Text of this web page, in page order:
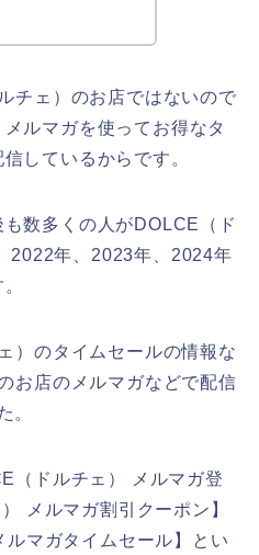
チェ）のお店ではないので
ルマガを使ってお得なタ
しているからです。
数多くの人がDOLCE（ド
2022年、2023年、2024年
）のタイムセールの情報な
お店のメルマガなどで配信
。
（ドルチェ） メルマガ登
メルマガ割引クーポン】
ルマガタイムセール】とい